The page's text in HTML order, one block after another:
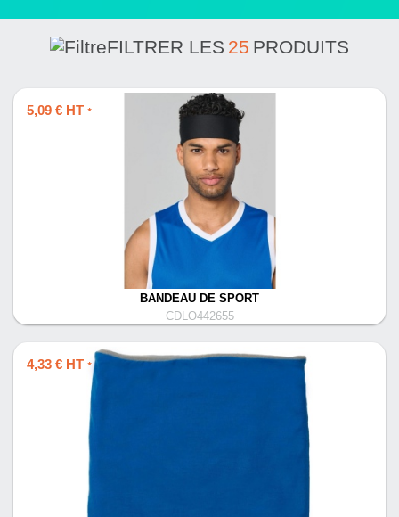
FILTRER LES 25 PRODUITS
5,09 € HT *
BANDEAU DE SPORT
CDLO442655
4,33 € HT *